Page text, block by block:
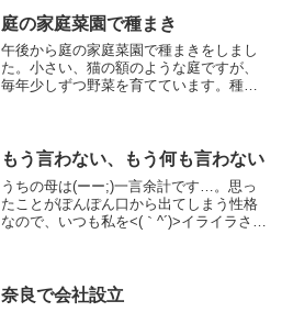
スタッフが、自宅まで訪...
庭の家庭菜園で種まき
午後から庭の家庭菜園で種まきをしまし
た。小さい、猫の額のような庭ですが、
毎年少しずつ野菜を育てています。種は
ょうがないですね。今日は...
もう言わない、もう何も言わない
うちの母は(ーー;)一言余計です…。思っ
たことがぽんぽん口から出てしまう性格
なので、いつも私を<(｀^´)>イライラさせ
で３，４回は聞...
奈良で会社設立